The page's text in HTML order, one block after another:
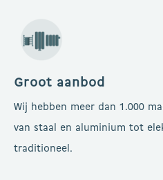
Groot aanbod
Wij hebben meer dan 1.000
van staal en aluminium tot
traditioneel.